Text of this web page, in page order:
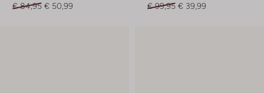
€ 84,95 € 50,99
€ 99,95 € 39,99